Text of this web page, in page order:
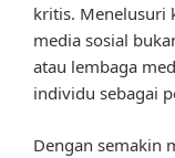
kritis. Menelusuri
media sosial
atau lembaga
individu sebagai
Dengan semakin